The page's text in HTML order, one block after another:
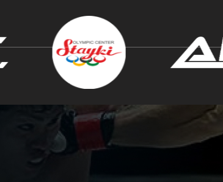
или Esc, чтобы закрыть